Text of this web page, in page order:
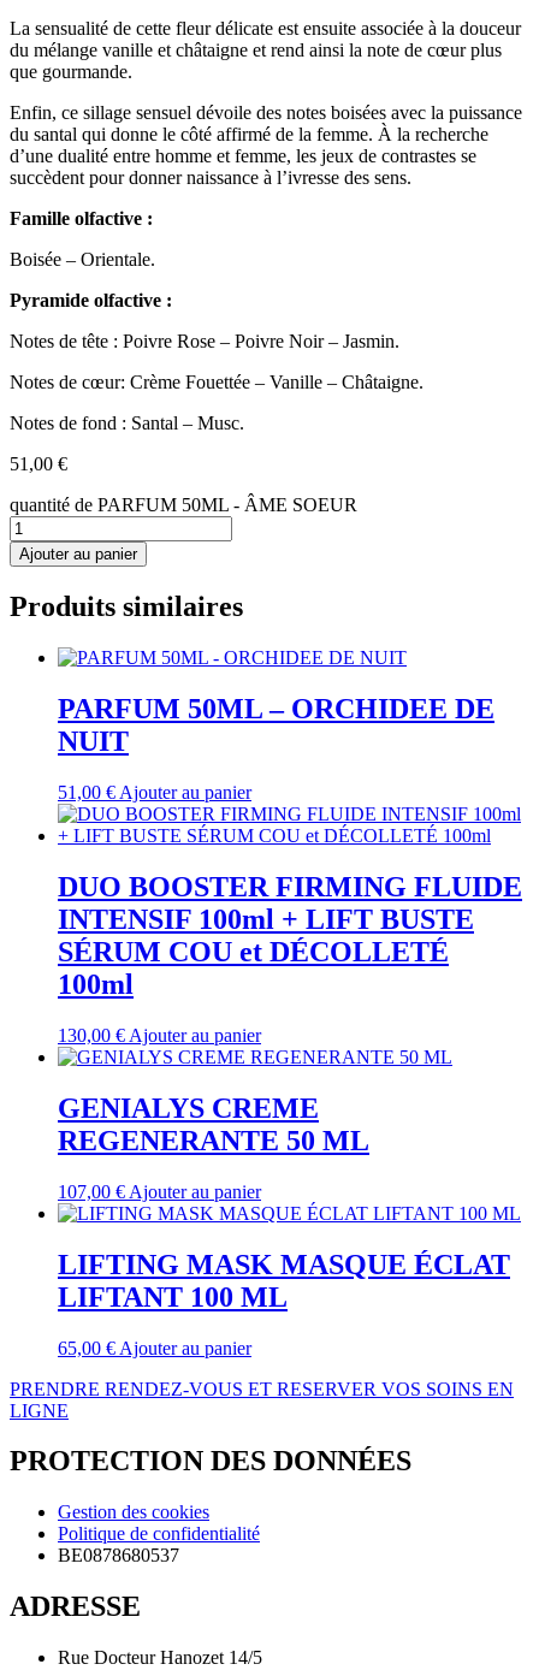
La sensualité de cette fleur délicate est ensuite associée à la douceur
du mélange vanille et châtaigne et rend ainsi la note de cœur plus
que gourmande.
Enfin, ce sillage sensuel dévoile des notes boisées avec la puissance
du santal qui donne le côté affirmé de la femme. À la recherche
d’une dualité entre homme et femme, les jeux de contrastes se
succèdent pour donner naissance à l’ivresse des sens.
Famille olfactive :
Boisée – Orientale.
Pyramide olfactive :
Notes de tête : Poivre Rose – Poivre Noir – Jasmin.
Notes de cœur: Crème Fouettée – Vanille – Châtaigne.
Notes de fond : Santal – Musc.
51,00 €
quantité de PARFUM 50ML - ÂME SOEUR
Ajouter au panier
Produits similaires
PARFUM 50ML – ORCHIDEE DE
NUIT
51,00 € Ajouter au panier
DUO BOOSTER FIRMING FLUIDE
INTENSIF 100ml + LIFT BUSTE
SÉRUM COU et DÉCOLLETÉ
100ml
130,00 € Ajouter au panier
GENIALYS CREME
REGENERANTE 50 ML
107,00 € Ajouter au panier
LIFTING MASK MASQUE ÉCLAT
LIFTANT 100 ML
65,00 € Ajouter au panier
PRENDRE RENDEZ-VOUS ET RESERVER VOS SOINS EN
LIGNE
PROTECTION DES DONNÉES
Gestion des cookies
Politique de confidentialité
BE0878680537
ADRESSE
Rue Docteur Hanozet 14/5